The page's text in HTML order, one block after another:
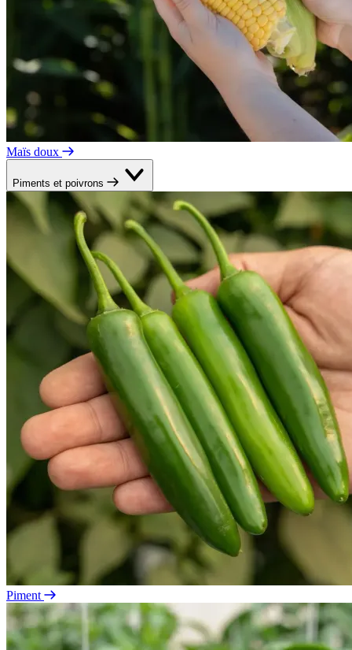
Maïs doux
Piments et poivrons
Piment